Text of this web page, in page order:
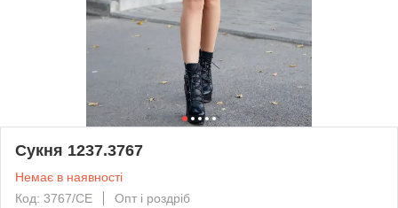
Сукня 1237.3767
Немає в наявності
Код: 3767/СЕ
Опт і роздріб